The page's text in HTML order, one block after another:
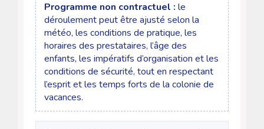
Programme non contractuel : le
déroulement peut être ajusté selon la
météo, les conditions de pratique, les
horaires des prestataires, l’âge des
enfants, les impératifs d’organisation et les
conditions de sécurité, tout en respectant
l’esprit et les temps forts de la colonie de
vacances.